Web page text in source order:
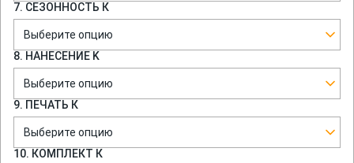
7. СЕЗОННОСТЬ К
Выберите опцию
8. НАНЕСЕНИЕ K
Выберите опцию
9. ПЕЧАТЬ К
Выберите опцию
10. КОМПЛЕКТ К